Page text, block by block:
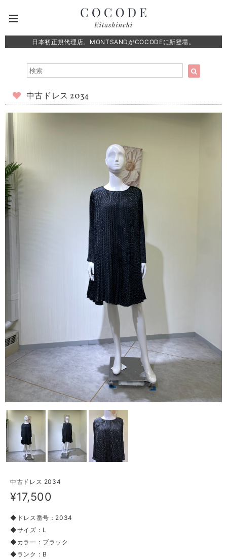
日本初正規代理店。MONTSANDがCOCODEに新登場。
中古ドレス 2034
中古ドレス 2034
¥17,500
◆ドレス番号：2034
◆サイズ：L
◆カラー：ブラック
◆ランク：B